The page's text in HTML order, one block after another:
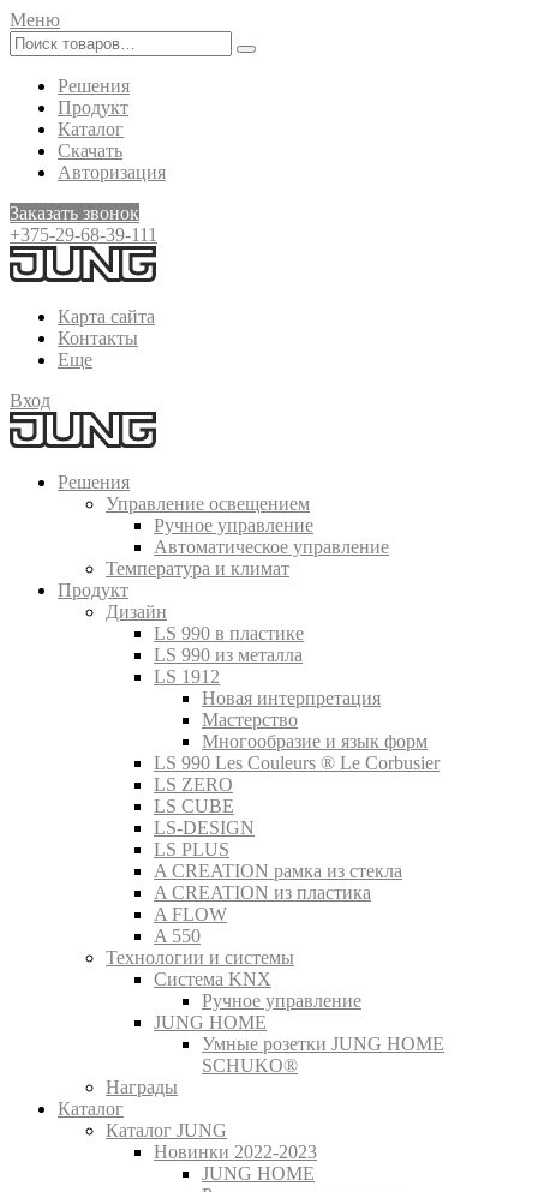
Меню
Решения
Продукт
Каталог
Скачать
Авторизация
Заказать звонок
+375-29-68-39-111
Карта сайта
Контакты
Еще
Вход
Решения
Управление освещением
Ручное управление
Автоматическое управление
Температура и климат
Продукт
Дизайн
LS 990 в пластике
LS 990 из металла
LS 1912
Новая интерпретация
Мастерство
Многообразие и язык форм
LS 990 Les Couleurs ® Le Corbusier
LS ZERO
LS CUBE
LS-DESIGN
LS PLUS
A CREATION рамка из стекла
A CREATION из пластика
A FLOW
A 550
Технологии и системы
Система KNX
Ручное управление
JUNG HOME
Умные розетки JUNG HOME
SCHUKO®
Награды
Каталог
Каталог JUNG
Новинки 2022-2023
JUNG HOME